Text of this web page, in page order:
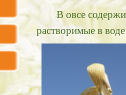
В овсе
растворимые в